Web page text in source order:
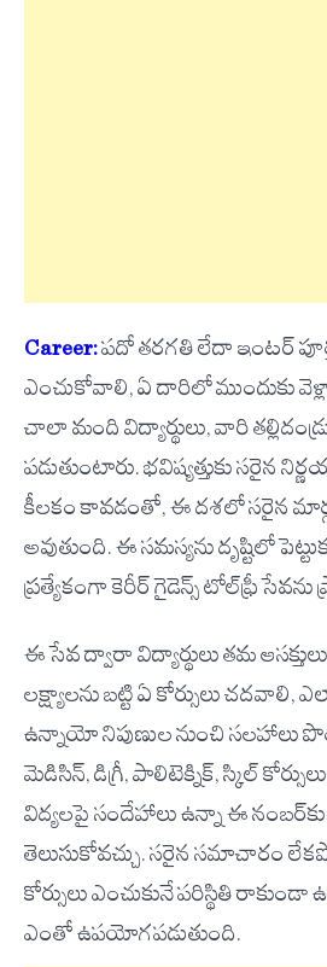
Career:పదో తరగతి లేదా ఇంటర్
ఎంచుకోవాలి, ఏ దారిలో ముందుకు
చాలా మంది విద్యార్థులు, వారి
పడుతుంటారు. భవిష్యత్తుకు సరైన
కీలకం కావడంతో, ఈ దశలో సరైన
అవుతుంది. ఈ సమస్యను దృష్టిలో
ప్రత్యేకంగా కెరీర్ గైడెన్స్ టోల్‌ఫ్రీ
ఈ సేవ ద్వారా విద్యార్థులు తమ
లక్ష్యాలను బట్టి ఏ కోర్సులు
ఉన్నాయో నిపుణుల నుంచి సలహాలు
మెడిసిన్, డిగ్రీ, పాలిటెక్నిక్, స్కిల్
విద్యలపై సందేహాలు ఉన్నా ఈ
తెలుసుకోవచ్చు. సరైన సమాచారం
కోర్సులు ఎంచుకునే పరిస్థితి రాకుండా
ఎంతో ఉపయోగపడుతుంది.